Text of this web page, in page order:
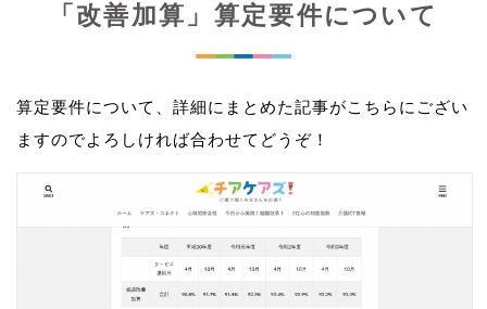
「改善加算」算定要件について
算定要件について、詳細にまとめた記事がこちらにござい
ますのでよろしければ合わせてどうぞ！